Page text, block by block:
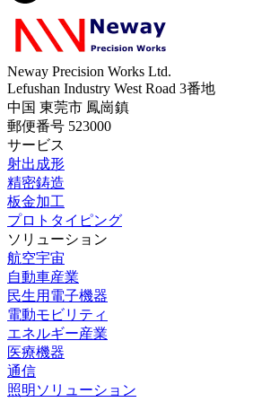
Neway Precision Works Ltd.
Lefushan Industry West Road 3番地
中国 東莞市 鳳崗鎮
郵便番号 523000
サービス
射出成形
精密鋳造
板金加工
プロトタイピング
ソリューション
航空宇宙
自動車産業
民生用電子機器
電動モビリティ
エネルギー産業
医療機器
通信
照明ソリューション